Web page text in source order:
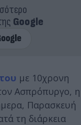
Google
με 10χρονη
Ασπρόπυργο, η
Παρασκευή
τη διάρκεια